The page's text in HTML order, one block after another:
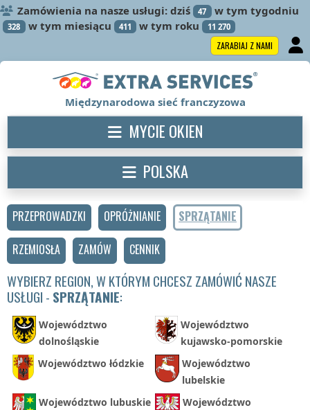
Zamówienia na nasze usługi: dziś 47 w tym tygodniu
328 w tym miesiącu 411 w tym roku 11 270
ZARABIAJ Z NAMI
PRZEPROWADZKI OPRÓŻNIANIE
SPRZĄTANIE
RZEMIOSŁA
ZAMÓW CENNIK
WYBIERZ REGION, W KTÓRYM CHCESZ ZAMÓWIĆ NASZE
USŁUGI - SPRZĄTANIE:
Województwo
dolnośląskie
Województwo
kujawsko-pomorskie
Województwo łódzkie
Województwo
lubelskie
Województwo lubuskie
Województwo
Międzynarodowa sieć franczyzowa
MYCIE OKIEN
POLSKA